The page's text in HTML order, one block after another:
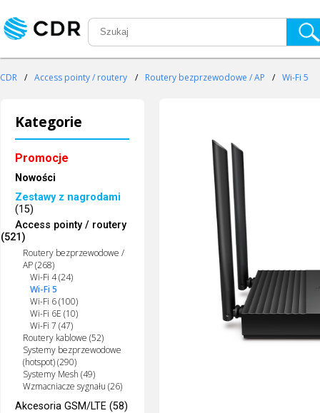
CDR / Access pointy / routery / Routery bezprzewodowe / AP / Wi-Fi 5
Kategorie
Promocje
Nowości
Zestawy z nagrodami
(15)
Access pointy / routery
(521)
Routery bezprzewodowe /
AP (268)
Wi-Fi 4 (24)
Wi-Fi 5
Wi-Fi 6 (100)
Wi-Fi 6E (10)
Wi-Fi 7 (47)
Routery kablowe (52)
Systemy bezprzewodowe
(hotspot) (290)
Systemy Mesh (49)
Wzmacniacze sygnału (26)
Akcesoria GSM/LTE (58)